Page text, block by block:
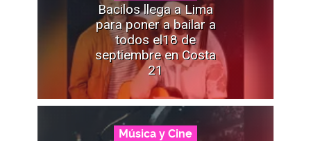
Bacilos llega a Lima
para poner a bailar a
todos el18 de
septiembre en Costa
21
Música y Cine